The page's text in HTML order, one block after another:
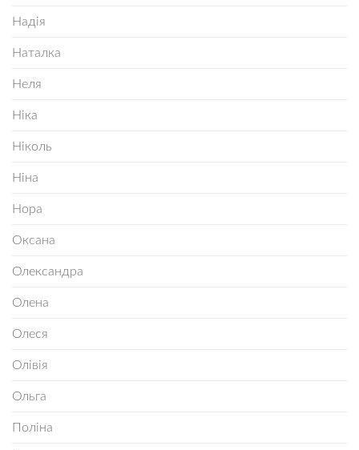
Надія
Наталка
Неля
Ніка
Ніколь
Ніна
Нора
Оксана
Олександра
Олена
Олеся
Олівія
Ольга
Поліна